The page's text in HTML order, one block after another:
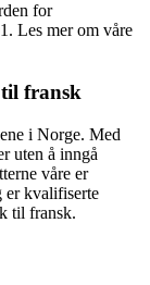
for
Les mer om våre
fransk
i Norge. Med
uten å inngå
våre er
er kvalifiserte
til fransk.